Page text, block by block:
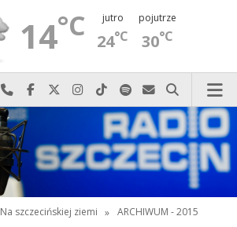
14°C jutro
24°C
pojutrze
30°C
Najlepiej po prostu do nas zadzwoń
Odwiedź nas na Facebook-u
Odwiedź nas na X
Odwiedź nas na Instagram-ie
Odwiedź nas na TikTok-u
Szukaj nas na Spotify
Wyślij do nas
Szukaj
Na szczecińskiej ziemi » ARCHIWUM - 2015